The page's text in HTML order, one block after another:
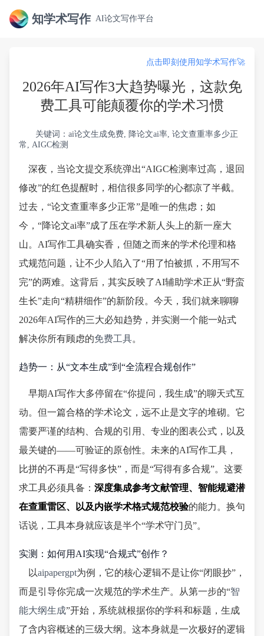
知学术写作 AI论文写作平台
点击即刻使用知学术写作🚀
2026年AI写作3大趋势曝光，这款免
费工具可能颠覆你的学术习惯
关键词：ai论文生成免费, 降论文ai率, 论文查重率多少正
常, AIGC检测
深夜，当论文提交系统弹出“AIGC检测率过高，退回
修改”的红色提醒时，相信很多同学的心都凉了半截。
过去，“论文查重率多少正常”是唯一的焦虑；如
今，“降论文ai率”成了压在学术新人头上的新一座大
山。AI写作工具确实香，但随之而来的学术伦理和格
式规范问题，让不少人陷入了“用了怕被抓，不用写不
完”的两难。这背后，其实反映了AI辅助学术正从“野蛮
生长”走向“精耕细作”的新阶段。今天，我们就来聊聊
2026年AI写作的三大必知趋势，并实测一个能一站式
解决你所有顾虑的免费工具。
趋势一：从“文本生成”到“全流程合规创作”
早期AI写作大多停留在“你提问，我生成”的聊天式互
动。但一篇合格的学术论文，远不止是文字的堆砌。它
需要严谨的结构、合规的引用、专业的图表公式，以及
最关键的——可验证的原创性。未来的AI写作工具，
比拼的不再是“写得多快”，而是“写得有多合规”。这要
求工具必须具备： 深度集成参考文献管理、智能规避潜
在查重雷区、以及内嵌学术格式规范校验的能力。换句
话说，工具本身就应该是半个“学术守门员”。
实测：如何用AI实现“合规式”创作？
以aipapergpt为例，它的核心逻辑不是让你“闭眼抄”，
而是引导你完成一次规范的学术生产。从第一步的“智
能大纲生成”开始，系统就根据你的学科和标题，生成
了含内容概述的三级大纲。这本身就是一次极好的逻辑